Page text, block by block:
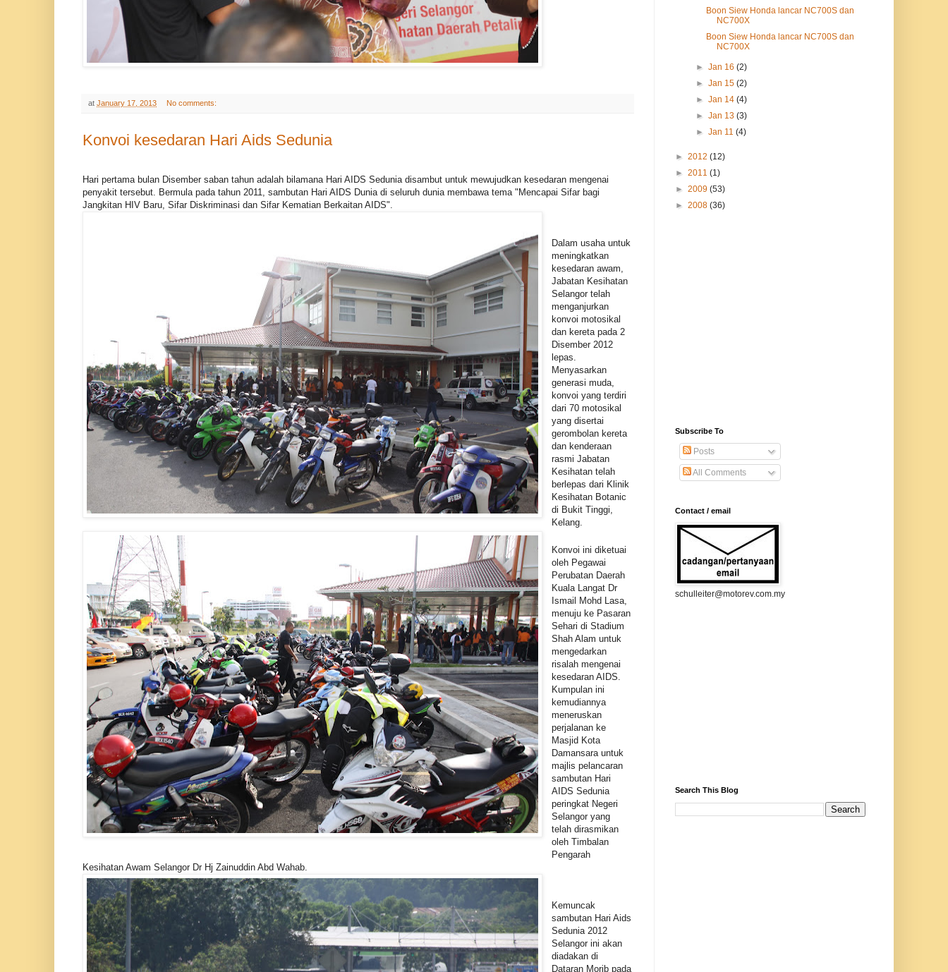
at January 17, 2013 No comments:
Konvoi kesedaran Hari Aids Sedunia
Hari pertama bulan Disember saban tahun adalah bilamana Hari AIDS Sedunia disambut untuk mewujudkan kesedaran mengenai
penyakit tersebut. Bermula pada tahun 2011, sambutan Hari AIDS Dunia di seluruh dunia membawa tema "Mencapai Sifar bagi
Jangkitan HIV Baru, Sifar Diskriminasi dan Sifar Kematian Berkaitan AIDS".
Dalam usaha untuk
meningkatkan
kesedaran awam,
Jabatan Kesihatan
Selangor telah
menganjurkan
konvoi motosikal
dan kereta pada 2
Disember 2012
lepas.
Menyasarkan
generasi muda,
konvoi yang terdiri
dari 70 motosikal
yang disertai
gerombolan kereta
dan kenderaan
rasmi Jabatan
Kesihatan telah
berlepas dari Klinik
Kesihatan Botanic
di Bukit Tinggi,
Kelang.
Konvoi ini diketuai
oleh Pegawai
Perubatan Daerah
Kuala Langat Dr
Ismail Mohd Lasa,
menuju ke Pasaran
Sehari di Stadium
Shah Alam untuk
mengedarkan
risalah mengenai
kesedaran AIDS.
Kumpulan ini
kemudiannya
meneruskan
perjalanan ke
Masjid Kota
Damansara untuk
majlis pelancaran
sambutan Hari
AIDS Sedunia
peringkat Negeri
Selangor yang
telah dirasmikan
oleh Timbalan
Pengarah
Kesihatan Awam Selangor Dr Hj Zainuddin Abd Wahab.
Kemuncak
sambutan Hari Aids
Sedunia 2012
Selangor ini akan
diadakan di
Dataran Morib pada
Boon Siew Honda lancar NC700S dan
NC700X
Boon Siew Honda lancar NC700S dan
NC700X
► Jan 16 (2)
► Jan 15 (2)
► Jan 14 (4)
► Jan 13 (3)
► Jan 11 (4)
► 2012 (12)
► 2011 (1)
► 2009 (53)
► 2008 (36)
Subscribe To
Posts
All Comments
Contact / email
schulleiter@motorev.com.my
Search This Blog